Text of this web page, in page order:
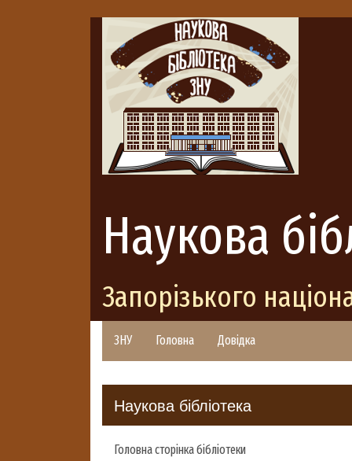
Наукова
Запорізького
ЗНУ Головна Довідка
Наукова бібліотека
Головна сторінка бібліотеки